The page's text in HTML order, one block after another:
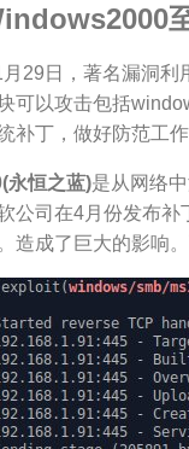
29日，著名漏洞利
可以攻击包括
补丁，做好防范工
永恒之蓝)是从网络
公司在4月份发布
造成了巨大的影响